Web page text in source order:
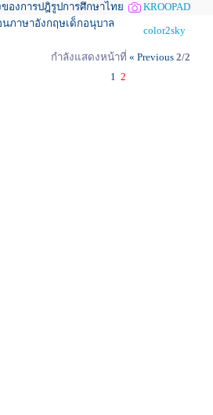
องการปฎิรูปการศึกษาไทย KROOPAD
นภาษาอังกฤษเด็กอนุบาล
color2sky
กำลังแสดงหน้าที่ « Previous 2/2
1 2